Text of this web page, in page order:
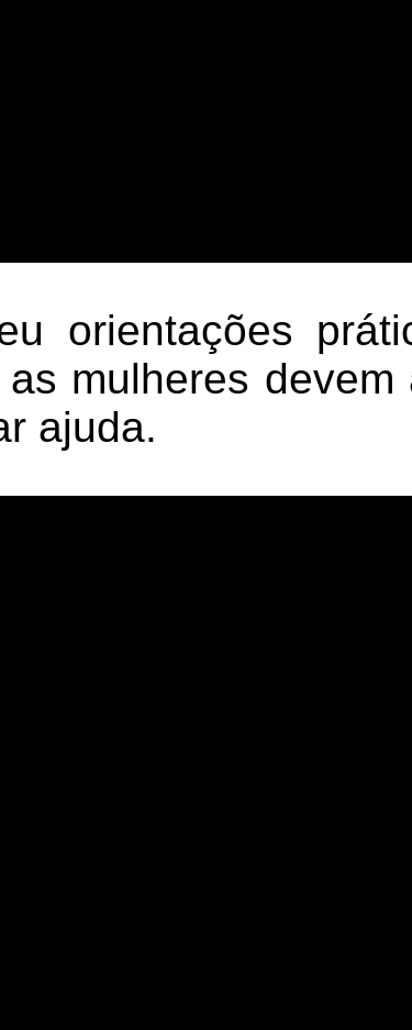
orientações
mulheres devem
ajuda.